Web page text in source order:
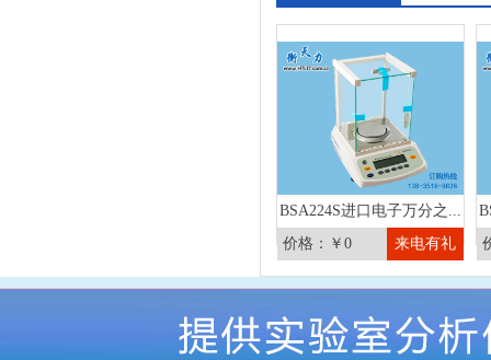
BSA224S进口电子万分之...
来电有礼
价格：￥0